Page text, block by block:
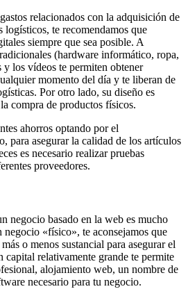
relacionados con la adquisición de
logísticos, te recomendamos que
siempre que sea posible. A
(hardware informático, ropa,
los vídeos te permiten obtener
momento del día y te liberan de
Por otro lado, su diseño es
compra de productos físicos.
ahorros optando por el
para asegurar la calidad de los artículos
es necesario realizar pruebas
proveedores.
negocio basado en la web es mucho
negocio «físico», te aconsejamos que
o menos sustancial para asegurar el
capital relativamente grande te permite
alojamiento web, un nombre de
necesario para tu negocio.